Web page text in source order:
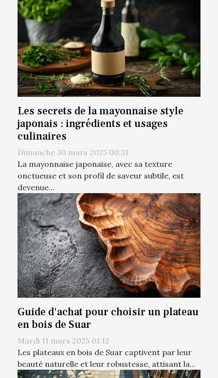
Les secrets de la mayonnaise style
japonais : ingrédients et usages
culinaires
Dimanche 30 mars 2025 00:31
La mayonnaise japonaise, avec sa texture
onctueuse et son profil de saveur subtile, est
devenue...
Guide d'achat pour choisir un plateau
en bois de Suar
Mardi 11 mars 2025 01:12
Les plateaux en bois de Suar captivent par leur
beauté naturelle et leur robustesse, attisant la...